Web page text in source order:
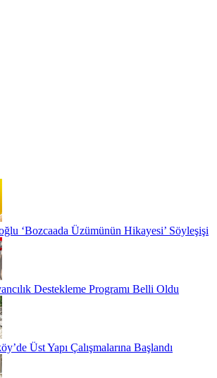
‘Bozcaada Üzümünün Hikayesi’ Söyleşişi
Destekleme Programı Belli Oldu
Üst Yapı Çalışmalarına Başlandı